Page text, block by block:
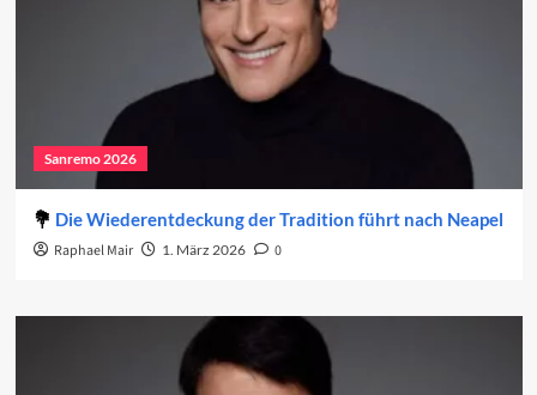
Sanremo 2026
Die Wiederentdeckung der Tradition führt nach Neapel
Raphael Mair 1. März 2026 0